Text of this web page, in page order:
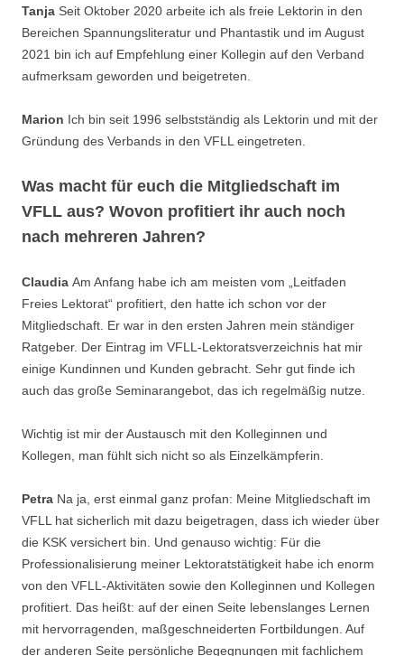
Tanja Seit Oktober 2020 arbeite ich als freie Lektorin in den
Bereichen Spannungsliteratur und Phantastik und im August
2021 bin ich auf Empfehlung einer Kollegin auf den Verband
aufmerksam geworden und beigetreten.
Marion Ich bin seit 1996 selbstständig als Lektorin und mit der
Gründung des Verbands in den VFLL eingetreten.
Was macht für euch die Mitgliedschaft im
VFLL aus? Wovon profitiert ihr auch noch
nach mehreren Jahren?
Claudia Am Anfang habe ich am meisten vom „Leitfaden
Freies Lektorat“ profitiert, den hatte ich schon vor der
Mitgliedschaft. Er war in den ersten Jahren mein ständiger
Ratgeber. Der Eintrag im VFLL-Lektoratsverzeichnis hat mir
einige Kundinnen und Kunden gebracht. Sehr gut finde ich
auch das große Seminarangebot, das ich regelmäßig nutze.
Wichtig ist mir der Austausch mit den Kolleginnen und
Kollegen, man fühlt sich nicht so als Einzelkämpferin.
Petra Na ja, erst einmal ganz profan: Meine Mitgliedschaft im
VFLL hat sicherlich mit dazu beigetragen, dass ich wieder über
die KSK versichert bin. Und genauso wichtig: Für die
Professionalisierung meiner Lektoratstätigkeit habe ich enorm
von den VFLL-Aktivitäten sowie den Kolleginnen und Kollegen
profitiert. Das heißt: auf der einen Seite lebenslanges Lernen
mit hervorragenden, maßgeschneiderten Fortbildungen. Auf
der anderen Seite persönliche Begegnungen mit fachlichem